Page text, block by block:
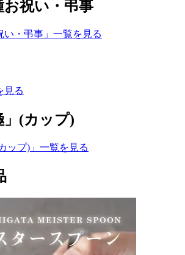
お祝い・弔事
い・弔事」一覧を見る
見る
」(カップ)
ップ)」一覧を見る